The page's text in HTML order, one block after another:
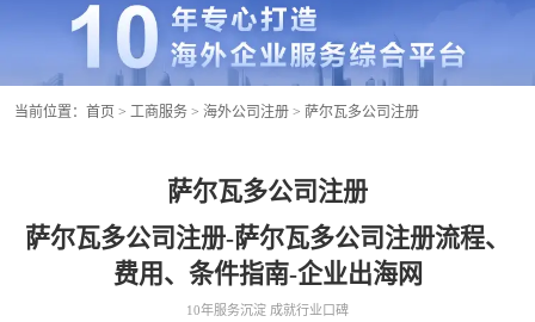
当前位置： 首页 > 工商服务 > 海外公司注册 > 萨尔瓦多公司注册
萨尔瓦多公司注册
萨尔瓦多公司注册-萨尔瓦多公司注册流程、
费用、条件指南-企业出海网
10年服务沉淀 成就行业口碑